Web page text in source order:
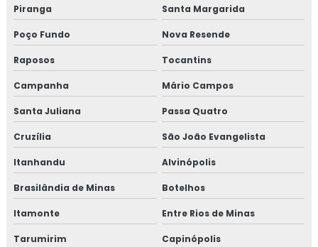
Piranga Santa Margarida
Poço Fundo Nova Resende
Raposos Tocantins
Campanha Mário Campos
Santa Juliana Passa Quatro
Cruzília São João Evangelista
Itanhandu Alvinópolis
Brasilândia de Minas Botelhos
Itamonte Entre Rios de Minas
Tarumirim Capinópolis